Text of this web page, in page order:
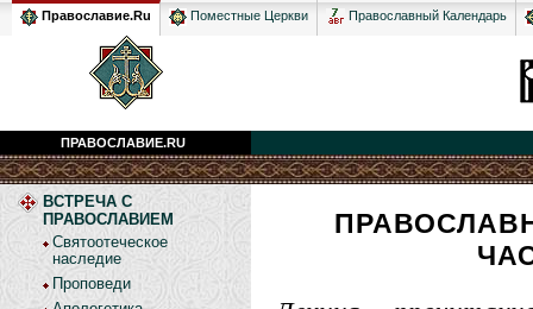
Православие.Ru Поместные Церкви Православный Календарь
ПРАВОСЛАВИЕ.RU
ВСТРЕЧА С
ПРАВОСЛАВИЕМ
Святоотеческое
наследие
Проповеди